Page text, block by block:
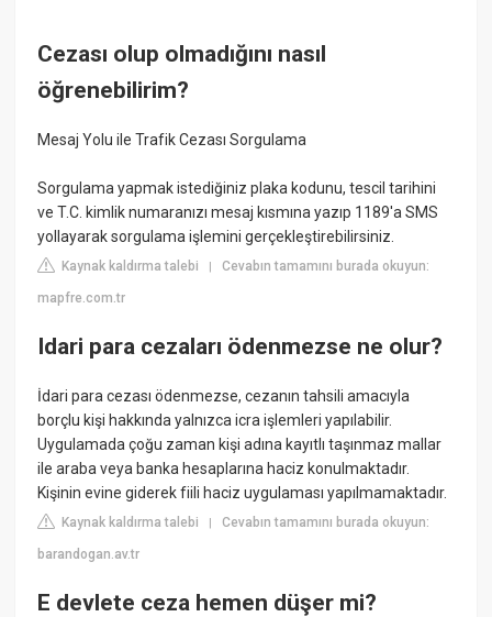
Cezası olup olmadığını nasıl
öğrenebilirim?
Mesaj Yolu ile Trafik Cezası Sorgulama
Sorgulama yapmak istediğiniz plaka kodunu, tescil tarihini
ve T.C. kimlik numaranızı mesaj kısmına yazıp 1189'a SMS
yollayarak sorgulama işlemini gerçekleştirebilirsiniz.
Kaynak kaldırma talebi |Cevabın tamamını burada okuyun:
mapfre.com.tr
Idari para cezaları ödenmezse ne olur?
İdari para cezası ödenmezse, cezanın tahsili amacıyla
borçlu kişi hakkında yalnızca icra işlemleri yapılabilir.
Uygulamada çoğu zaman kişi adına kayıtlı taşınmaz mallar
ile araba veya banka hesaplarına haciz konulmaktadır.
Kişinin evine giderek fiili haciz uygulaması yapılmamaktadır.
Kaynak kaldırma talebi |Cevabın tamamını burada okuyun:
barandogan.av.tr
E devlete ceza hemen düşer mi?